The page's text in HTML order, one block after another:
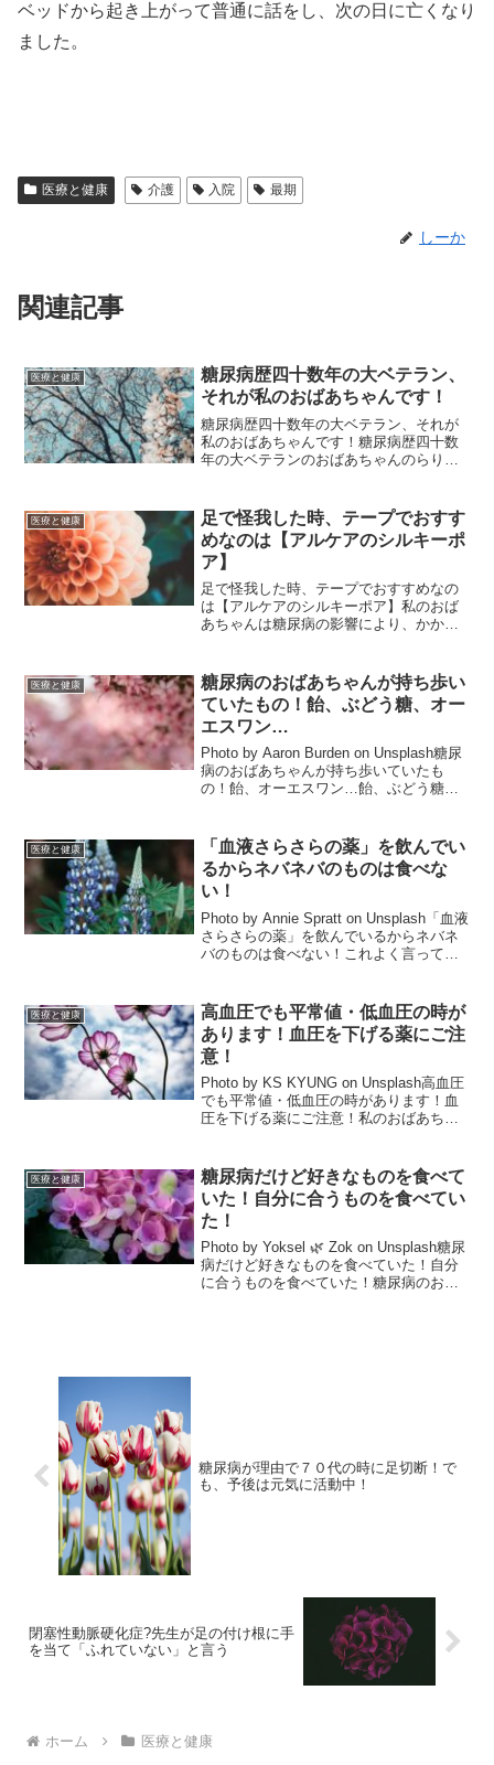
ベッドから起き上がって普通に話をし、次の日に亡くなり
ました。
医療と健康 介護 入院 最期
しーか
関連記事
医療と健康
糖尿病歴四十数年の大ベテラン、
それが私のおばあちゃんです！
糖尿病歴四十数年の大ベテラン、それが
私のおばあちゃんです！糖尿病歴四十数
年の大ベテランのおばあちゃんのらりく
たのは４０代の時でした。おばあちゃ
ん、何でそんなに早くに気付...
医療と健康
足で怪我した時、テープでおすす
めなのは【アルケアのシルキーポ
ア】
足で怪我した時、テープでおすすめなの
は【アルケアのシルキーポア】私のおば
あちゃんは糖尿病の影響により、かかと
思います)術後ちゃんとその傷は塞がり普
通に生活をできていま...
医療と健康
糖尿病のおばあちゃんが持ち歩い
ていたもの！飴、ぶどう糖、オー
エスワン…
Photo by Aaron Burden on Unsplash糖尿
病のおばあちゃんが持ち歩いていたも
の！飴、オーエスワン…飴、ぶどう糖、
ず確認をして持って歩いていま...
医療と健康
「血液さらさらの薬」を飲んでい
るからネバネバのものは食べな
い！
Photo by Annie Spratt on Unsplash「血液
さらさらの薬」を飲んでいるからネバネ
バのものは食べない！これよく言ってい
ね。食品がネバネバだから血...
医療と健康
高血圧でも平常値・低血圧の時が
あります！血圧を下げる薬にご注
意！
Photo by KS KYUNG on Unsplash高血圧
でも平常値・低血圧の時があります！血
圧を下げる薬にご注意！私のおばあちゃ
注意した方がいいなと思ったことを...
医療と健康
糖尿病だけど好きなものを食べて
いた！自分に合うものを食べてい
た！
Photo by Yoksel 🌿 Zok on Unsplash糖尿
病だけど好きなものを食べていた！自分
に合うものを食べていた！糖尿病のおば
糖尿病が理由で７０代の時に足切断！で
も、予後は元気に活動中！
閉塞性動脈硬化症?先生が足の付け根に手
を当て「ふれていない」と言う
ホーム 医療と健康